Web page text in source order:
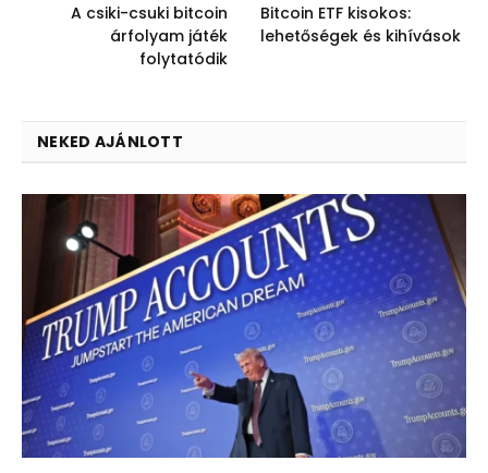
A csiki-csuki bitcoin
árfolyam játék
folytatódik
Bitcoin ETF kisokos:
lehetőségek és kihívások
NEKED AJÁNLOTT